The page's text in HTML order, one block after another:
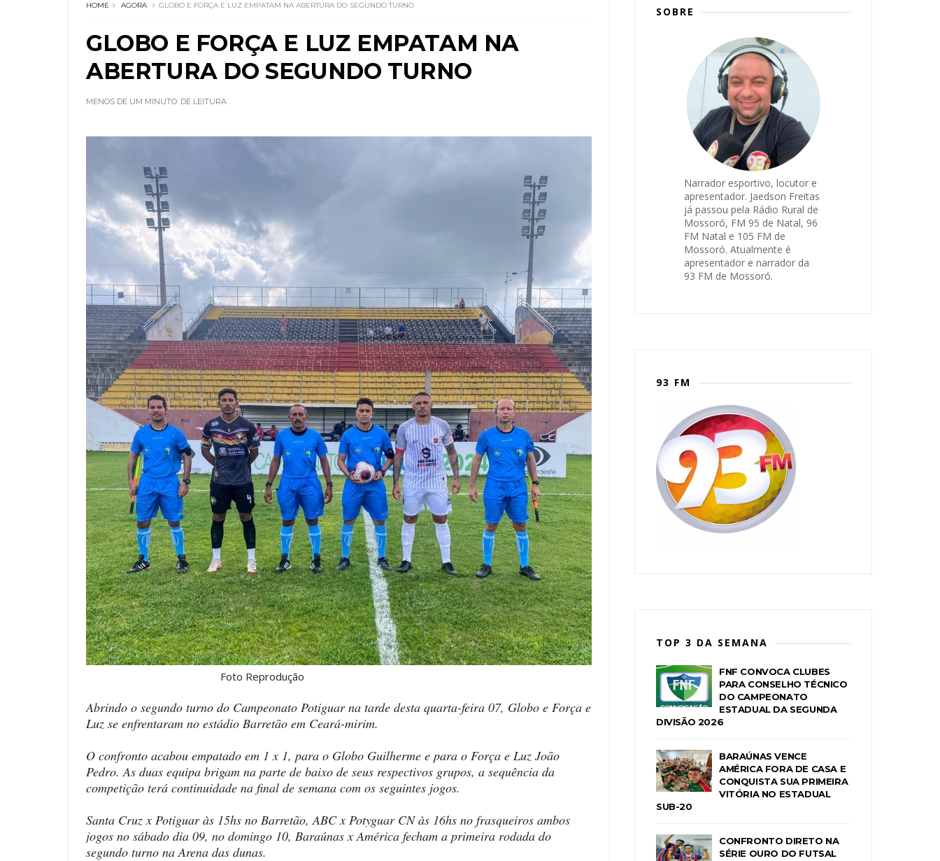
HOME AGORA GLOBO E FORÇA E LUZ EMPATAM NA ABERTURA DO SEGUNDO TURNO
GLOBO E FORÇA E LUZ EMPATAM NA
ABERTURA DO SEGUNDO TURNO
MENOS DE UM MINUTO DE LEITURA
Foto Reprodução
Abrindo o segundo turno do Campeonato Potiguar na tarde desta quarta-feira 07, Globo e Força e
Luz se enfrentaram no estádio Barretão em Ceará-mirim.
O confronto acabou empatado em 1 x 1, para o Globo Guilherme e para o Força e Luz João
Pedro. As duas equipa brigam na parte de baixo de seus respectivos grupos, a sequência da
competição terá continuidade na final de semana com os seguintes jogos.
Santa Cruz x Potiguar às 15hs no Barretão, ABC x Potyguar CN às 16hs no frasqueiros ambos
jogos no sábado dia 09, no domingo 10, Baraúnas x América fecham a primeira rodada do
segundo turno na Arena das dunas.
SOBRE
Narrador esportivo, locutor e
apresentador. Jaedson Freitas
já passou pela Rádio Rural de
Mossoró, FM 95 de Natal, 96
FM Natal e 105 FM de
Mossoró. Atualmente é
apresentador e narrador da
93 FM de Mossoró.
93 FM
TOP 3 DA SEMANA
FNF CONVOCA CLUBES
PARA CONSELHO TÉCNICO
DO CAMPEONATO
ESTADUAL DA SEGUNDA
DIVISÃO 2026
BARAÚNAS VENCE
AMÉRICA FORA DE CASA E
CONQUISTA SUA PRIMEIRA
VITÓRIA NO ESTADUAL
SUB-20
CONFRONTO DIRETO NA
SÉRIE OURO DO FUTSAL